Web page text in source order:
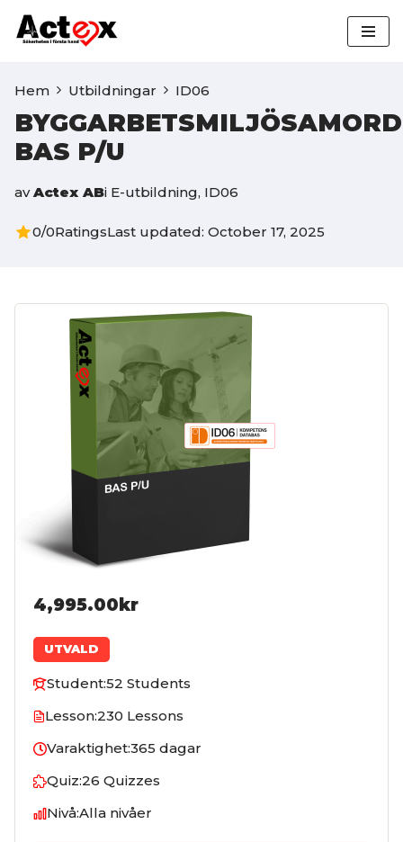
Hoppa
innehåll
Hem Utbildningar ID06
BAS P/U
av Actex ABi E-utbildning, ID06
0/0RatingsLast updated: October 17, 2025
4,995.00kr
UTVALD
Student:52 Students
Lesson:230 Lessons
Varaktighet:365 dagar
Quiz:26 Quizzes
Nivå:Alla nivåer